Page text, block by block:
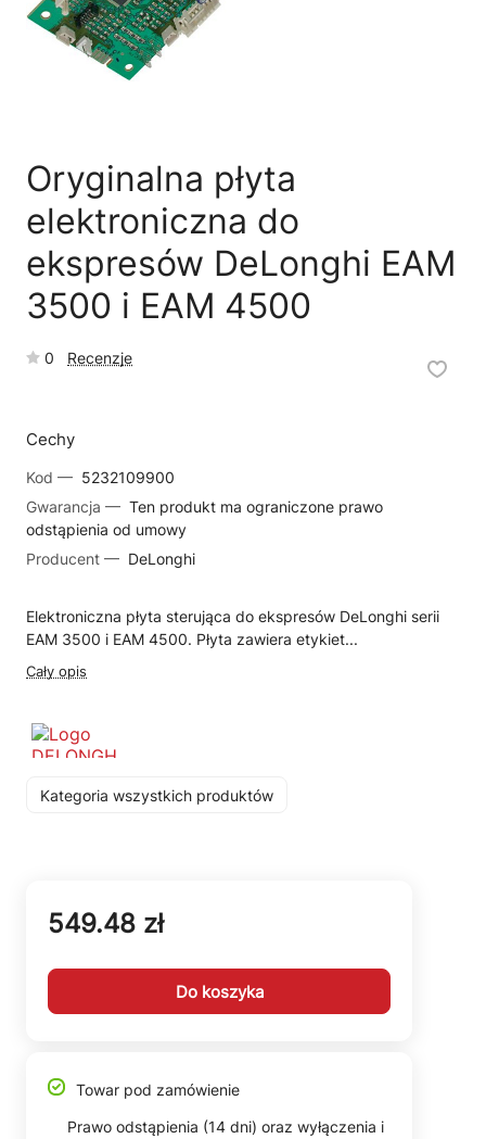
Oryginalna płyta
elektroniczna do
ekspresów DeLonghi EAM
3500 i EAM 4500
0 Recenzje
Cechy
Kod — 5232109900
Gwarancja — Ten produkt ma ograniczone prawo
odstąpienia od umowy
Producent — DeLonghi
Elektroniczna płyta sterująca do ekspresów DeLonghi serii
EAM 3500 i EAM 4500. Płyta zawiera etykiet...
Cały opis
Kategoria wszystkich produktów
549.48 zł
Do koszyka
Towar pod zamówienie
Prawo odstąpienia (14 dni) oraz wyłączenia i
🗹Reklamacja naprawy